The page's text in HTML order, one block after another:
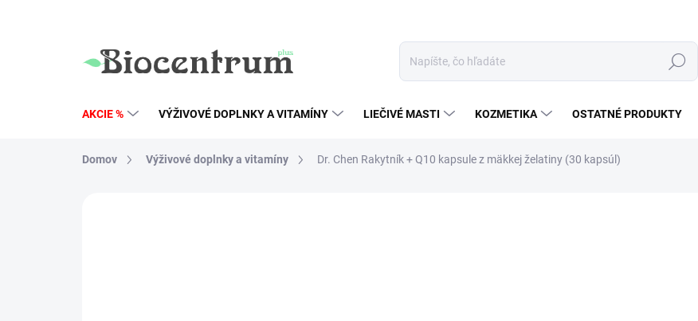
Hľadať
AKCIE % VÝŽIVOVÉ DOPLNKY A VITAMÍNY LIEČIVÉ MASTI KOZMETIKA OSTATNÉ PRODUKTY
Domov Výživové doplnky a vitamíny Dr. Chen Rakytník + Q10 kapsule z mäkkej želatiny (30 kapsúl)